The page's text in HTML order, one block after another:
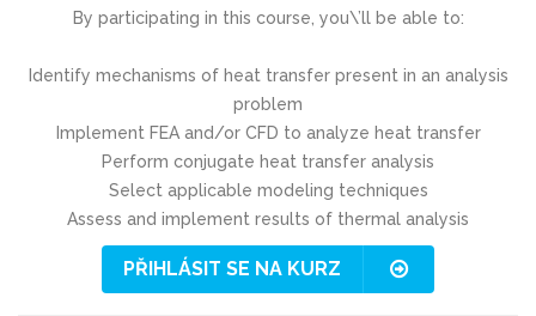
By participating in this course, you\’ll be able to:
Identify mechanisms of heat transfer present in an analysis
problem
Implement FEA and/or CFD to analyze heat transfer
Perform conjugate heat transfer analysis
Select applicable modeling techniques
Assess and implement results of thermal analysis
PŘIHLÁSIT SE NA KURZ